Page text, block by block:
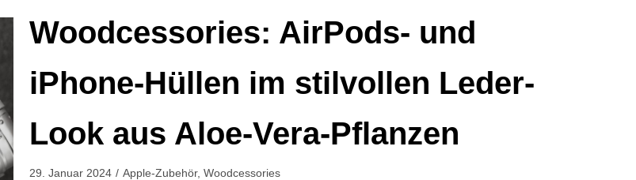
Woodcessories: AirPods- und
iPhone-Hüllen im stilvollen Leder-
Look aus Aloe-Vera-Pflanzen
29. Januar 2024 Apple-Zubehör, Woodcessories